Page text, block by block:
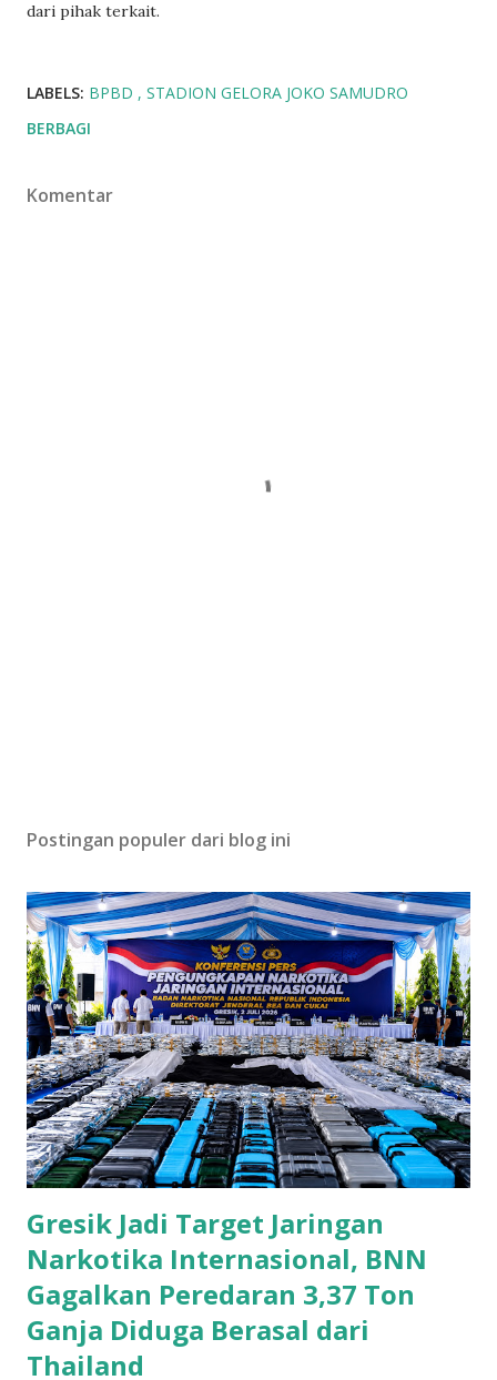
dari pihak terkait.
LABELS: BPBD
STADION GELORA JOKO SAMUDRO
BERBAGI
Komentar
Postingan populer dari blog ini
Gresik Jadi Target Jaringan
Narkotika Internasional, BNN
Gagalkan Peredaran 3,37 Ton
Ganja Diduga Berasal dari
Thailand